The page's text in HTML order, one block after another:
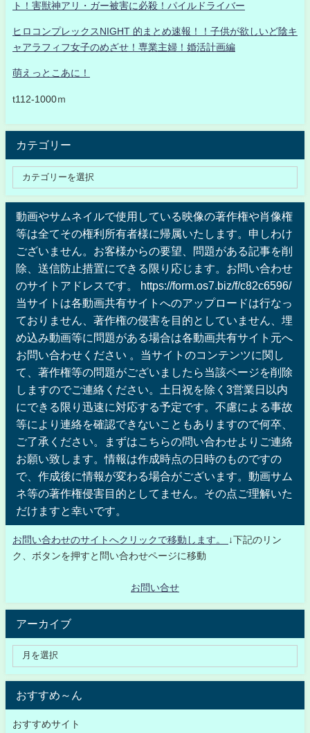
ト！害獣神アリ・ガー被害に必殺！パイルドライバー
ヒロコンプレックスNIGHT 的まとめ速報！！子供が欲しいど陰キ
ャアラフィフ女子のめざせ！専業主婦！婚活計画編
萌えっとこあに！
t112-1000ｍ
カテゴリー
動画やサムネイルで使用している映像の著作権や肖像権
等は全てその権利所有者様に帰属いたします。申しわけ
ございません。お客様からの要望、問題がある記事を削
除、送信防止措置にできる限り応じます。お問い合わせ
のサイトアドレスです。 https://form.os7.biz/f/c82c6596/
当サイトは各動画共有サイトへのアップロードは行なっ
ておりません、著作権の侵害を目的としていません、埋
め込み動画等に問題がある場合は各動画共有サイト元へ
お問い合わせください 。当サイトのコンテンツに関し
て、著作権等の問題がございましたら当該ページを削除
しますのでご連絡ください。土日祝を除く3営業日以内
にできる限り迅速に対応する予定です。不慮による事故
等により連絡を確認できないこともありますので何卒、
ご了承ください。まずはこちらの問い合わせよりご連絡
お願い致します。情報は作成時点の日時のものですの
で、作成後に情報が変わる場合がございます。動画サム
ネ等の著作権侵害目的としてません。その点ご理解いた
だけますと幸いです。
お問い合わせのサイトへクリックで移動します。
↓下記のリン
ク、ボタンを押すと問い合わせページに移動
お問い合せ
アーカイブ
おすすめ～ん
おすすめサイト